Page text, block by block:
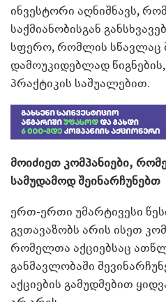
ინვესტორი აღნიშნავს,
საქმიანობისგან
სფერო, რომლის სწავლაც
დამოუკიდებლად
პრაქტიკის საშუალებით.
მოიძიეთ კომპანიები,
სამუდამოდ შეინარჩუნებთ
ერთ-ერთი უმარტივესი
გვთავაზობს არის ისეთ
რომელთა აქციებსაც
განმავლობაში
აქციების გამუდმებით